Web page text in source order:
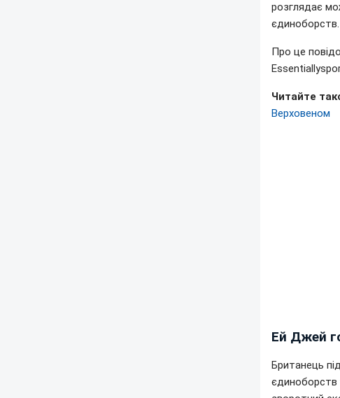
розглядає
єдиноборств.
Про це
Читайте
Верховеном
Ей Джей
Британець
єдиноборств